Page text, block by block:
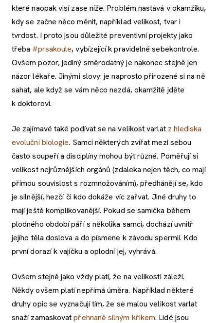
které naopak visí zase níže. Problém nastává v okamžiku,
kdy se začne něco měnit, například velikost, tvar i
tvrdost. I proto jsou důležité preventivní projekty jako
třeba #prsakoule, vybízející k pravidelné sebekontrole.
Ovšem pozor, jediný směrodatný je nakonec stejně jen
názor lékaře. Jinými slovy: je naprosto přirozené si na ně
sahat, ale když se vám něco nezdá, okamžitě jděte
k doktorovi.
Je zajímavé také podívat se na velikost varlat z hlediska
evoluční biologie. Samci některých zvířat mezi sebou
často soupeří a disciplíny mohou být různé. Poměřují si
velikost nejrůznějších orgánů (zdaleka nejen těch, co mají
přímou souvislost s rozmnožováním), předhánějí se, kdo
je silnější, hezčí či kdo dokáže víc zařvat. Jiné druhy to
mají ještě komplikovanější. Pokud se samička během
plodného období páří s několika samci, dochází uvnitř
jejího těla doslova a do písmene k závodu spermií. Kdo
první dorazí k vajíčku a oplodní jej, vyhrává.
Ovšem stejně jako vždy platí, že na velikosti záleží.
Někdy ovšem platí nepřímá úměra. Například některé
druhy opic se vyznačují tím, že se malou velikost varlat
snaží zamaskovatpřehnaně silným křikem. Lidé jsou